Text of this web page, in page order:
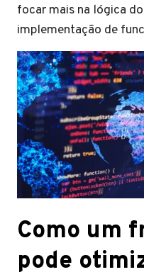
focar mais na lógica
implementação de
Como um
pode